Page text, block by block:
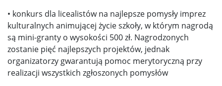
• konkurs dla licealistów na najlepsze pomysły imprez
kulturalnych animującej życie szkoły, w którym nagrodą
są mini-granty o wysokości 500 zł. Nagrodzonych
zostanie pięć najlepszych projektów, jednak
organizatorzy gwarantują pomoc merytoryczną przy
realizacji wszystkich zgłoszonych pomysłów